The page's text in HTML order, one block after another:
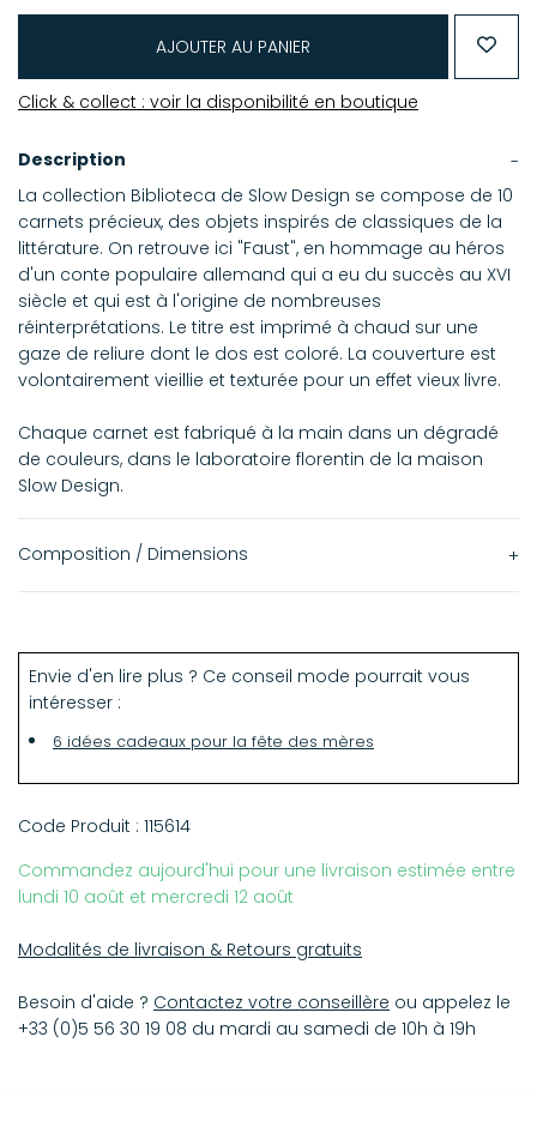
AJOUTER AU PANIER
Click & collect : voir la disponibilité en boutique
Description
La collection Biblioteca de Slow Design se compose de 10
carnets précieux, des objets inspirés de classiques de la
littérature. On retrouve ici "Faust", en hommage au héros
d'un conte populaire allemand qui a eu du succès au XVI
siècle et qui est à l'origine de nombreuses
réinterprétations. Le titre est imprimé à chaud sur une
gaze de reliure dont le dos est coloré. La couverture est
volontairement vieillie et texturée pour un effet vieux livre.
Chaque carnet est fabriqué à la main dans un dégradé
de couleurs, dans le laboratoire florentin de la maison
Slow Design.
Composition / Dimensions
320 pg
Papier sans acide PEFC
Envie d'en lire plus ? Ce conseil mode pourrait vous
intéresser :
6 idées cadeaux pour la fête des mères
Code Produit : 115614
Commandez aujourd'hui pour une livraison estimée entre
lundi 10 août et mercredi 12 août
Modalités de livraison & Retours gratuits
Besoin d'aide ? Contactez votre conseillère ou appelez le
+33 (0)5 56 30 19 08 du mardi au samedi de 10h à 19h